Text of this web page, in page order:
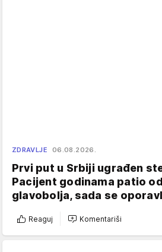
ZDRAVLJE 06.08.2026.
Prvi put u Srbiji ugrađen
Pacijent godinama patio
glavobolja, sada se
Reaguj Komentariši